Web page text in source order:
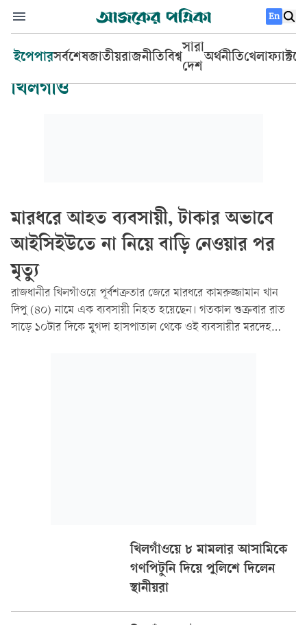
En
ইপেপারসর্বশেষজাতীয়রাজনীতিবিশ্ব
সারা
দেশ
অর্থনীতিখেলা
খিলগাঁও
মারধরে আহত ব্যবসায়ী, টাকার অভাবে
আইসিইউতে না নিয়ে বাড়ি নেওয়ার পর
মৃত্যু
রাজধানীর খিলগাঁওয়ে পূর্বশত্রুতার জেরে মারধরে কামরুজ্জামান খান
দিপু (৪০) নামে এক ব্যবসায়ী নিহত হয়েছেন। গতকাল শুক্রবার রাত
সাড়ে ১০টার দিকে মুগদা হাসপাতাল থেকে ওই ব্যবসায়ীর মরদেহ
খিলগাঁওয়ে ৮ মামলার আসামিকে
গণপিটুনি দিয়ে পুলিশে দিলেন
স্থানীয়রা